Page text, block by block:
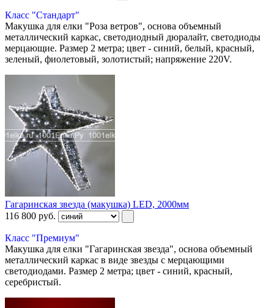
Класс "Стандарт"
Макушка для елки "Роза ветров", основа объемный
металлический каркас, светодиодный дюралайт, светодиоды
мерцающие. Размер 2 метра; цвет - синий, белый, красный,
зеленый, фиолетовый, золотистый; напряжение 220V.
Гагаринская звезда (макушка) LED, 2000мм
116 800 руб.
Класс "Премиум"
Макушка для елки "Гагаринская звезда", основа объемный
металлический каркас в виде звезды с мерцающими
светодиодами. Размер 2 метра; цвет - синий, красный,
серебристый.